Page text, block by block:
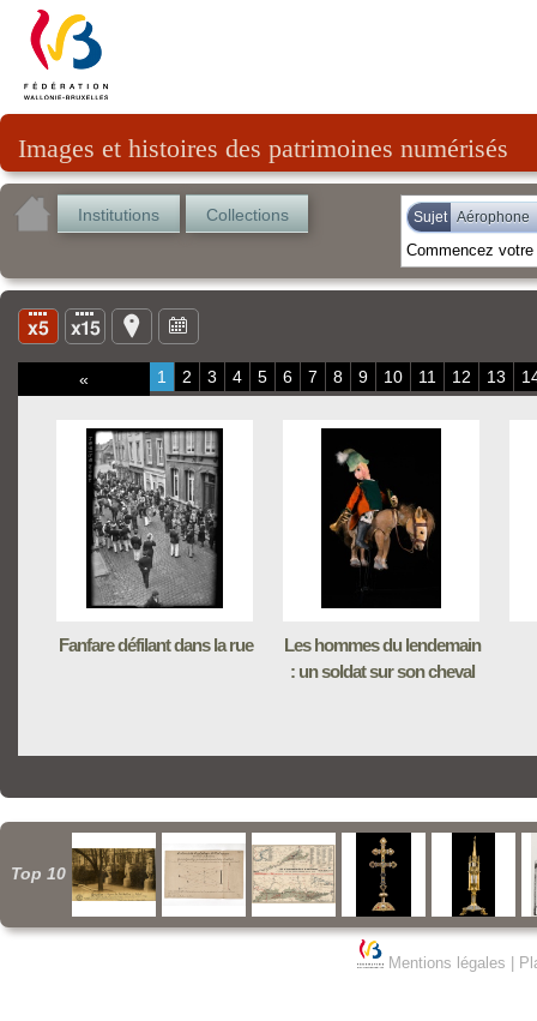
Images et histoires des patrimoines numérisés
Institutions Collections Sujet Aérophone
« 1 2 3 4 5 6 7 8 9 10 11 12 13
Fanfare défilant dans la rue
Les hommes du lendemain
: un soldat sur son cheval
Top 10
Mentions légales